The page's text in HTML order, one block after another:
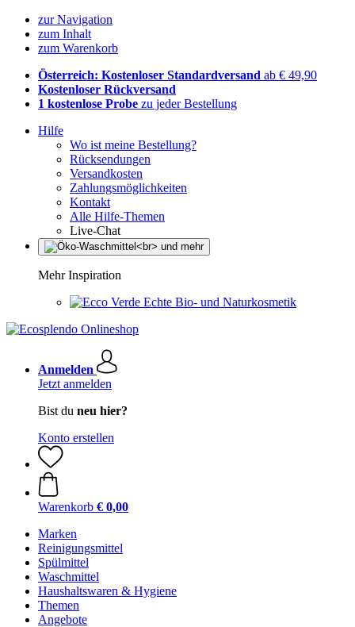
zur Navigation
zum Inhalt
zum Warenkorb
Österreich: Kostenloser Standardversand ab € 49,90
Kostenloser Rückversand
1 kostenlose Probe zu jeder Bestellung
Hilfe
Wo ist meine Bestellung?
Rücksendungen
Versandkosten
Zahlungsmöglichkeiten
Kontakt
Alle Hilfe-Themen
Live-Chat
Mehr Inspiration
Echte Bio- und Naturkosmetik
Anmelden
Jetzt anmelden
Bist du neu hier?
Konto erstellen
Warenkorb € 0,00
Marken
Reinigungsmittel
Spülmittel
Waschmittel
Haushaltswaren & Hygiene
Themen
Angebote